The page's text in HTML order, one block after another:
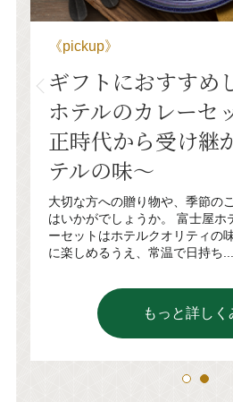
《pickup》
ギフトにおすすめ
ホテルのカレーセ
正時代から受け継
テルの味〜
大切な方への贈り物や、季節の
はいかがでしょうか。 富士屋ホ
ーセットはホテルクオリティの
に楽しめるうえ、常温で日持ち...
もっと詳しく